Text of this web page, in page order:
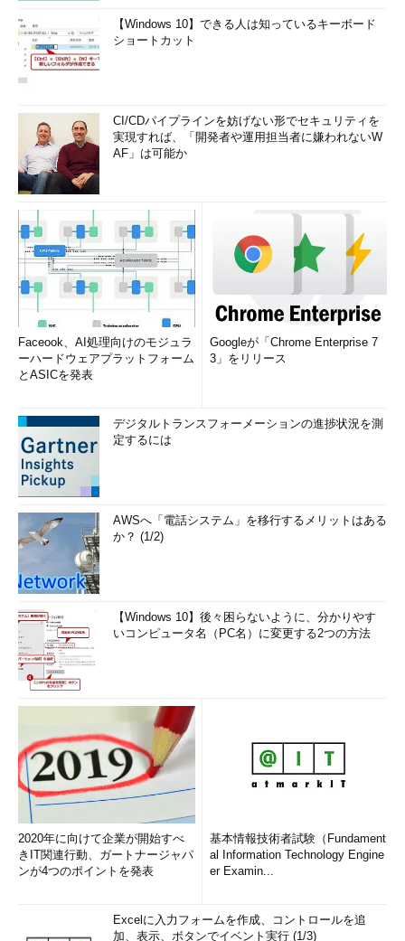
【Windows 10】できる人は知っているキーボード
ショートカット
CI/CDパイプラインを妨げない形でセキュリティを
実現すれば、「開発者や運用担当者に嫌われないW
AF」は可能か
Faceook、AI処理向けのモジュラ
ーハードウェアプラットフォーム
とASICを発表
Googleが「Chrome Enterprise 7
3」をリリース
デジタルトランスフォーメーションの進捗状況を測
定するには
AWSへ「電話システム」を移行するメリットはある
か？ (1/2)
【Windows 10】後々困らないように、分かりやす
いコンピュータ名（PC名）に変更する2つの方法
2020年に向けて企業が開始すべ
きIT関連行動、ガートナージャパ
ンが4つのポイントを発表
基本情報技術者試験（Fundament
al Information Technology Engine
er Examin...
Excelに入力フォームを作成、コントロールを追
加、表示、ボタンでイベント実行 (1/3)